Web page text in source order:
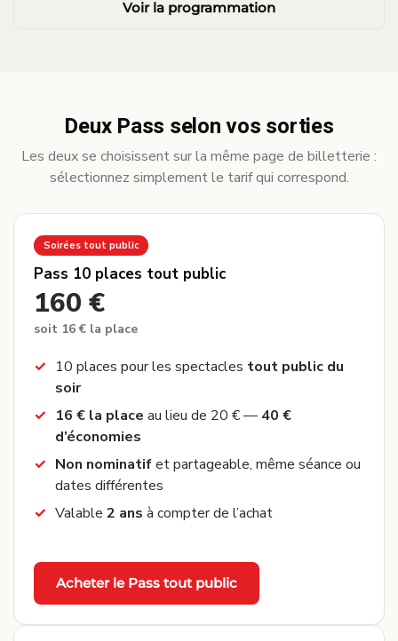
Voir la programmation
Deux Pass selon vos sorties
Les deux se choisissent sur la même page de billetterie :
sélectionnez simplement le tarif qui correspond.
Soirées tout public
Pass 10 places tout public
160 €
soit 16 € la place
10 places pour les spectacles tout public du
soir
16 € la place au lieu de 20 € — 40 €
d’économies
Non nominatifet partageable, même séance ou
dates différentes
Valable 2 ans à compter de l’achat
Acheter le Pass tout public